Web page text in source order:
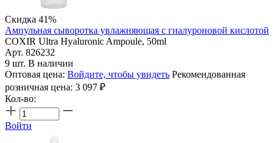
Скидка 41%
Ампульная сыворотка увлажняющая с гиалуроновой кислотой
COXIR Ultra Hyaluronic Ampoule, 50ml
Арт. 826232
9 шт. В наличии
Оптовая цена: Войдите, чтобы увидеть Рекомендованная
розничная цена: 3 097 ₽
Кол-во:
Войти